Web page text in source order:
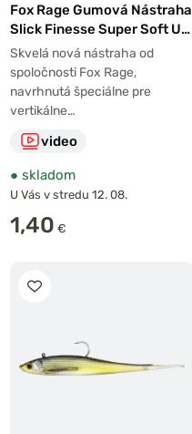
Fox Rage Gumová Nástraha
Slick Finesse Super Soft UV
Tinsel Oi
Skvelá nová nástraha od
spoločnosti Fox Rage,
navrhnutá špeciálne pre
vertikálne…
video
● skladom
U Vás v stredu 12. 08.
1,40 €